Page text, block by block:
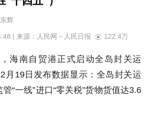
辉
| 来源： 人民网－人民日报 122.4万
南自贸港正式启动全岛封关运
月19日发布数据显示：全岛封关运
“一线”进口“零关税”货物货值达3.6